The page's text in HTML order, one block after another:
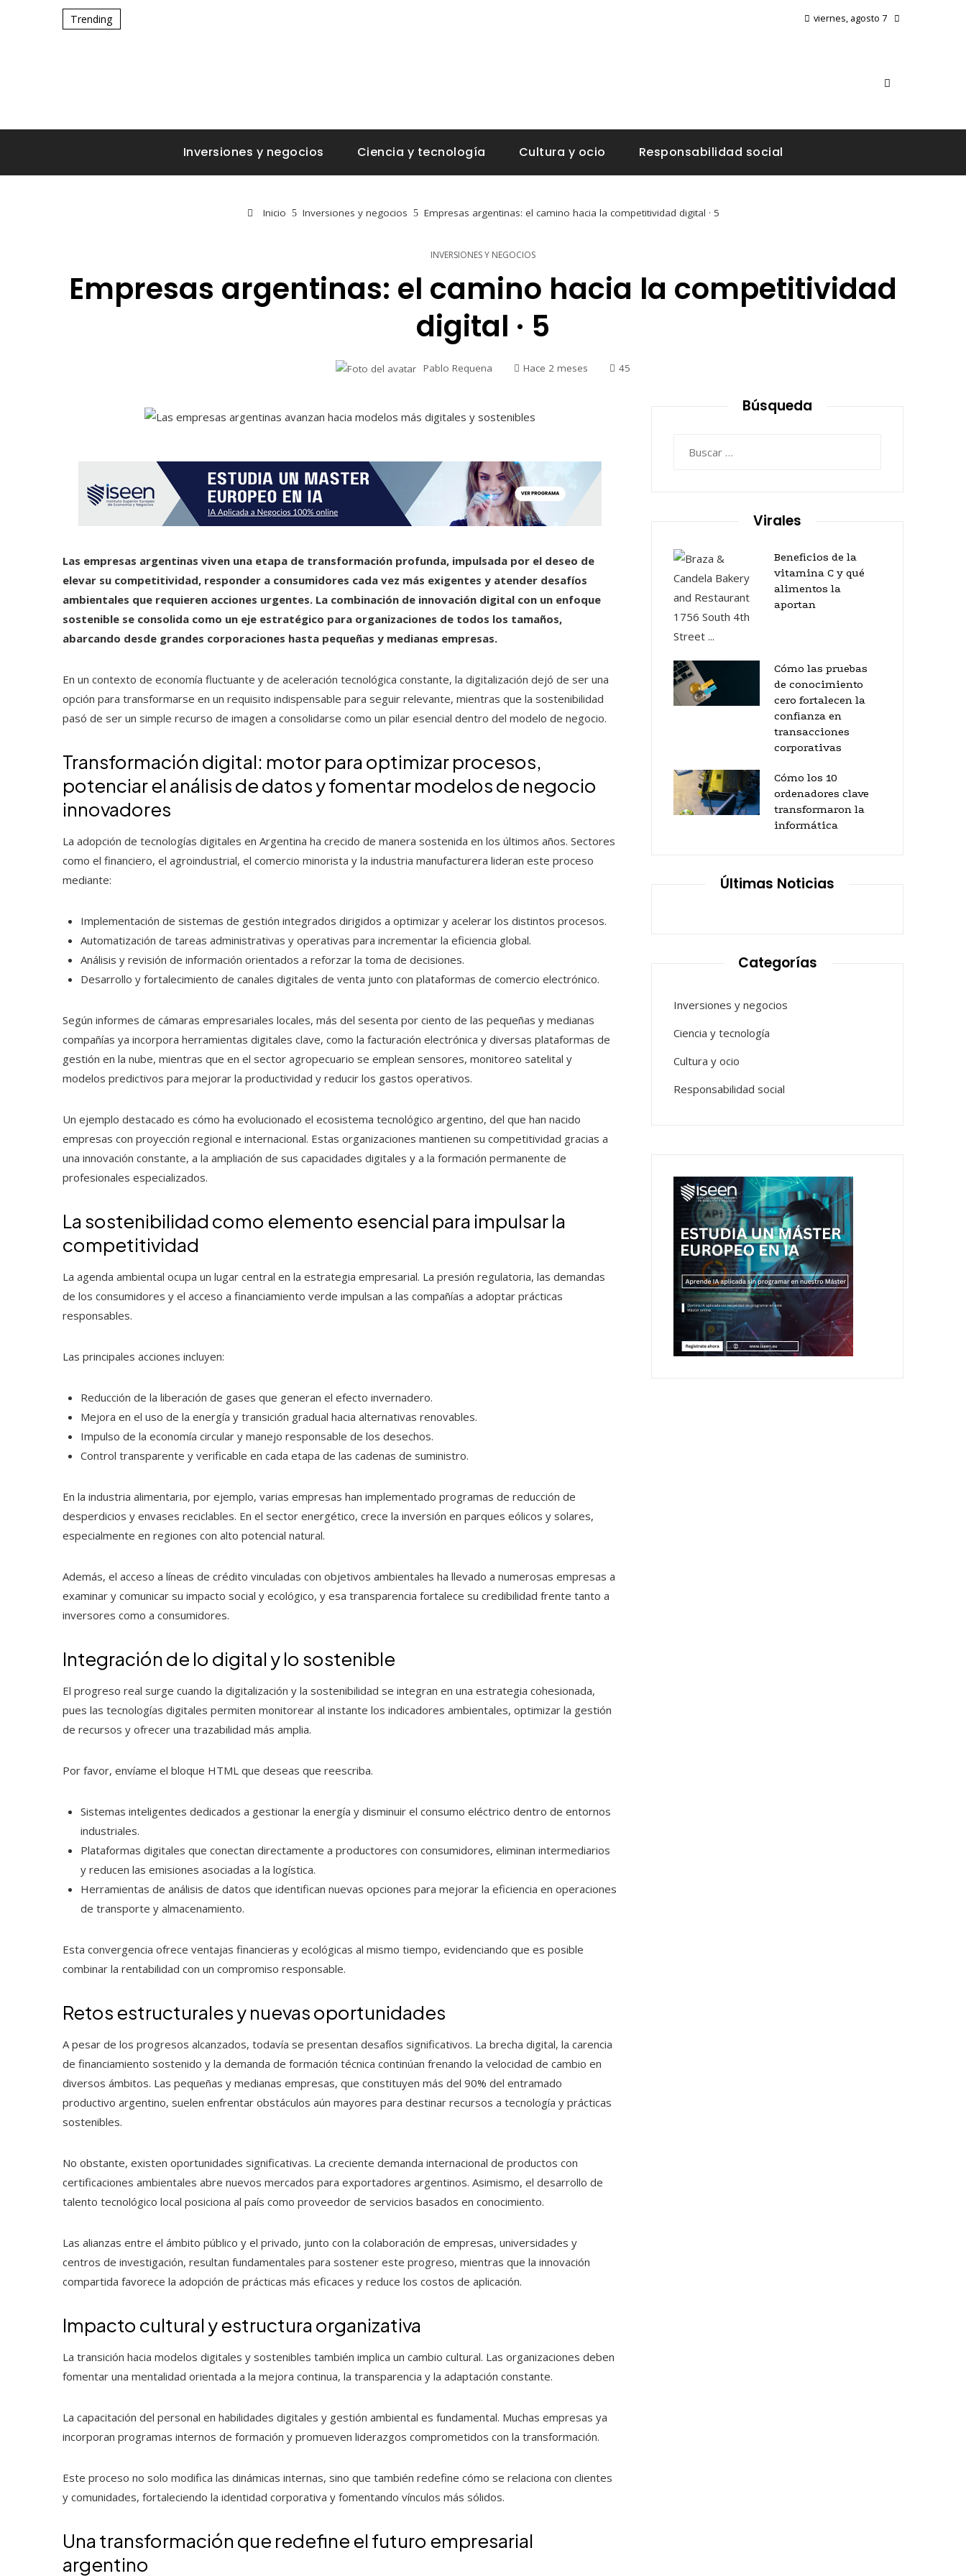
Trending viernes, agosto 7
Inversiones y negocios Ciencia y tecnología Cultura y ocio Responsabilidad social
Inicio Inversiones y negocios Empresas argentinas: el camino hacia la competitividad digital · 5
INVERSIONES Y NEGOCIOS
Empresas argentinas: el camino hacia la competitividad
digital · 5
Pablo Requena Hace 2 meses 45
Las empresas argentinas viven una etapa de transformación profunda, impulsada por el deseo de
elevar su competitividad, responder a consumidores cada vez más exigentes y atender desafíos
ambientales que requieren acciones urgentes. La combinación de innovación digital con un enfoque
sostenible se consolida como un eje estratégico para organizaciones de todos los tamaños,
abarcando desde grandes corporaciones hasta pequeñas y medianas empresas.
En un contexto de economía fluctuante y de aceleración tecnológica constante, la digitalización dejó de ser una
opción para transformarse en un requisito indispensable para seguir relevante, mientras que la sostenibilidad
pasó de ser un simple recurso de imagen a consolidarse como un pilar esencial dentro del modelo de negocio.
Transformación digital: motor para optimizar procesos,
potenciar el análisis de datos y fomentar modelos de negocio
innovadores
La adopción de tecnologías digitales en Argentina ha crecido de manera sostenida en los últimos años. Sectores
como el financiero, el agroindustrial, el comercio minorista y la industria manufacturera lideran este proceso
mediante:
Implementación de sistemas de gestión integrados dirigidos a optimizar y acelerar los distintos procesos.
Automatización de tareas administrativas y operativas para incrementar la eficiencia global.
Análisis y revisión de información orientados a reforzar la toma de decisiones.
Desarrollo y fortalecimiento de canales digitales de venta junto con plataformas de comercio electrónico.
Según informes de cámaras empresariales locales, más del sesenta por ciento de las pequeñas y medianas
compañías ya incorpora herramientas digitales clave, como la facturación electrónica y diversas plataformas de
gestión en la nube, mientras que en el sector agropecuario se emplean sensores, monitoreo satelital y
modelos predictivos para mejorar la productividad y reducir los gastos operativos.
Un ejemplo destacado es cómo ha evolucionado el ecosistema tecnológico argentino, del que han nacido
empresas con proyección regional e internacional. Estas organizaciones mantienen su competitividad gracias a
una innovación constante, a la ampliación de sus capacidades digitales y a la formación permanente de
profesionales especializados.
La sostenibilidad como elemento esencial para impulsar la
competitividad
La agenda ambiental ocupa un lugar central en la estrategia empresarial. La presión regulatoria, las demandas
de los consumidores y el acceso a financiamiento verde impulsan a las compañías a adoptar prácticas
responsables.
Las principales acciones incluyen:
Reducción de la liberación de gases que generan el efecto invernadero.
Mejora en el uso de la energía y transición gradual hacia alternativas renovables.
Impulso de la economía circular y manejo responsable de los desechos.
Control transparente y verificable en cada etapa de las cadenas de suministro.
En la industria alimentaria, por ejemplo, varias empresas han implementado programas de reducción de
desperdicios y envases reciclables. En el sector energético, crece la inversión en parques eólicos y solares,
especialmente en regiones con alto potencial natural.
Además, el acceso a líneas de crédito vinculadas con objetivos ambientales ha llevado a numerosas empresas a
examinar y comunicar su impacto social y ecológico, y esa transparencia fortalece su credibilidad frente tanto a
inversores como a consumidores.
Integración de lo digital y lo sostenible
El progreso real surge cuando la digitalización y la sostenibilidad se integran en una estrategia cohesionada,
pues las tecnologías digitales permiten monitorear al instante los indicadores ambientales, optimizar la gestión
de recursos y ofrecer una trazabilidad más amplia.
Por favor, envíame el bloque HTML que deseas que reescriba.
Sistemas inteligentes dedicados a gestionar la energía y disminuir el consumo eléctrico dentro de entornos
industriales.
Plataformas digitales que conectan directamente a productores con consumidores, eliminan intermediarios
y reducen las emisiones asociadas a la logística.
Herramientas de análisis de datos que identifican nuevas opciones para mejorar la eficiencia en operaciones
de transporte y almacenamiento.
Esta convergencia ofrece ventajas financieras y ecológicas al mismo tiempo, evidenciando que es posible
combinar la rentabilidad con un compromiso responsable.
Retos estructurales y nuevas oportunidades
A pesar de los progresos alcanzados, todavía se presentan desafíos significativos. La brecha digital, la carencia
de financiamiento sostenido y la demanda de formación técnica continúan frenando la velocidad de cambio en
diversos ámbitos. Las pequeñas y medianas empresas, que constituyen más del 90% del entramado
productivo argentino, suelen enfrentar obstáculos aún mayores para destinar recursos a tecnología y prácticas
sostenibles.
No obstante, existen oportunidades significativas. La creciente demanda internacional de productos con
certificaciones ambientales abre nuevos mercados para exportadores argentinos. Asimismo, el desarrollo de
talento tecnológico local posiciona al país como proveedor de servicios basados en conocimiento.
Las alianzas entre el ámbito público y el privado, junto con la colaboración de empresas, universidades y
centros de investigación, resultan fundamentales para sostener este progreso, mientras que la innovación
compartida favorece la adopción de prácticas más eficaces y reduce los costos de aplicación.
Impacto cultural y estructura organizativa
La transición hacia modelos digitales y sostenibles también implica un cambio cultural. Las organizaciones deben
fomentar una mentalidad orientada a la mejora continua, la transparencia y la adaptación constante.
La capacitación del personal en habilidades digitales y gestión ambiental es fundamental. Muchas empresas ya
incorporan programas internos de formación y promueven liderazgos comprometidos con la transformación.
Este proceso no solo modifica las dinámicas internas, sino que también redefine cómo se relaciona con clientes
y comunidades, fortaleciendo la identidad corporativa y fomentando vínculos más sólidos.
Una transformación que redefine el futuro empresarial
argentino
Búsqueda
Virales
Beneficios de la
vitamina C y qué
alimentos la
aportan
Cómo las pruebas
de conocimiento
cero fortalecen la
confianza en
transacciones
corporativas
Cómo los 10
ordenadores clave
transformaron la
informática
Últimas Noticias
Categorías
Inversiones y negocios
Ciencia y tecnología
Cultura y ocio
Responsabilidad social